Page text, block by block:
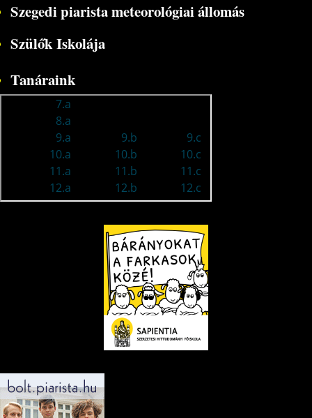
Szegedi piarista meteorológiai állomás
Szülők Iskolája
Tanáraink